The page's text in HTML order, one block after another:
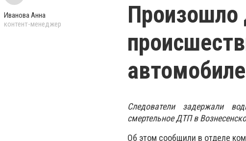
Иванова Анна
контент-менеджер
Произошло
Следователи задержали
смертельное ДТП в
Об этом сообщили в отделе